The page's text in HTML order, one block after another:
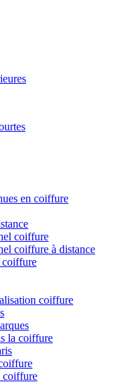
en coiffure
coiffure
coiffure à distance
coiffure
coiffure
la coiffure
coiffure